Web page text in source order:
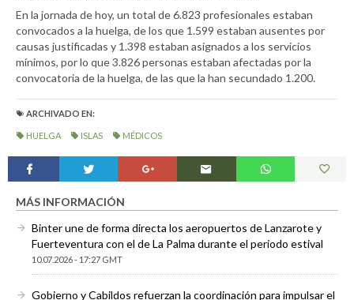
En la jornada de hoy, un total de 6.823 profesionales estaban
convocados a la huelga, de los que 1.599 estaban ausentes por
causas justificadas y 1.398 estaban asignados a los servicios
mínimos, por lo que 3.826 personas estaban afectadas por la
convocatoria de la huelga, de las que la han secundado 1.200.
ARCHIVADO EN:
HUELGA ISLAS MÉDICOS
MÁS INFORMACIÓN
Binter une de forma directa los aeropuertos de Lanzarote y
Fuerteventura con el de La Palma durante el periodo estival
10.07.2026 - 17:27 GMT
Gobierno y Cabildos refuerzan la coordinación para impulsar el